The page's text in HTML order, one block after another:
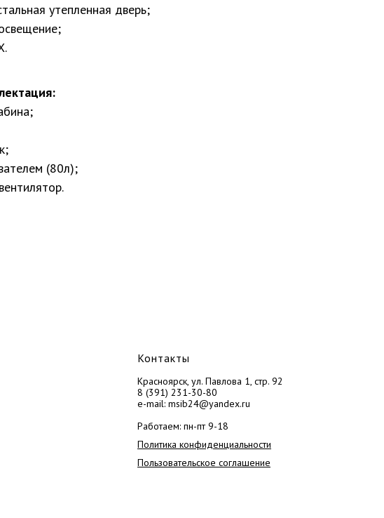
утепленная дверь;
(80л);
Контакты
Красноярск, ул. Павлова 1, стр. 92
8 (391) 231-30-80
e-mail: msib24@yandex.ru
Работаем: пн-пт 9-18
Политика конфиденциальности
Пользовательское соглашение